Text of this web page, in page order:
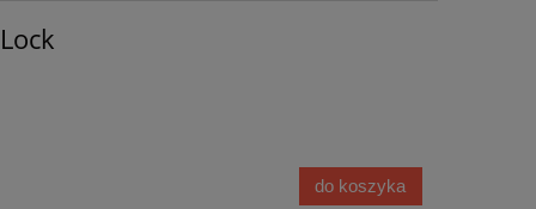
do koszyka